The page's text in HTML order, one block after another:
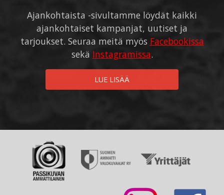
Ajankohtaista -sivultamme löydät kaikki
ajankohtaiset kampanjat, uutiset ja
tarjoukset. Seuraa meitä myös Facebookissa
sekä Instagramissa.
LUE LISÄÄ